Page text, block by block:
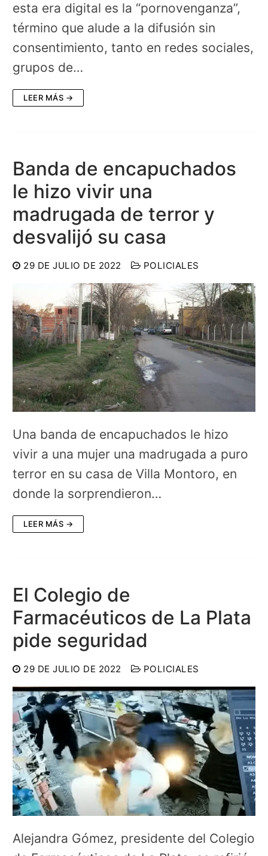
esta era digital es la “pornovenganza”,
término que alude a la difusión sin
consentimiento, tanto en redes sociales,
grupos de…
LEER MÁS →
Banda de encapuchados
le hizo vivir una
madrugada de terror y
desvalijó su casa
29 DE JULIO DE 2022 POLICIALES
Una banda de encapuchados le hizo
vivir a una mujer una madrugada a puro
terror en su casa de Villa Montoro, en
donde la sorprendieron…
LEER MÁS →
El Colegio de
Farmacéuticos de La Plata
pide seguridad
29 DE JULIO DE 2022 POLICIALES
Alejandra Gómez, presidente del Colegio